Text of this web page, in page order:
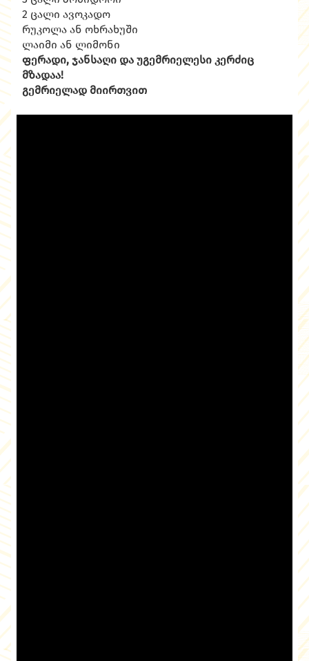
2 ცალი ავოკადო
რუკოლა ან ოხრახუში
ლაიმი ან ლიმონი
ფერადი, ჯანსაღი და უგემრიელესი კერძიც
მზადაა!
გემრიელად მიირთვით